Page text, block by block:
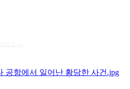
공항에서 일어난 황당한 사건.jpg